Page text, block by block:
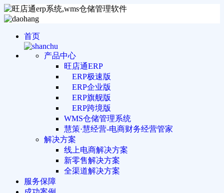
首页
产品中心
旺店通ERP
ERP极速版
ERP企业版
ERP旗舰版
ERP跨境版
WMS仓储管理系统
慧策·慧经营-电商财务经营管家
解决方案
线上电商解决方案
新零售解决方案
全渠道解决方案
服务保障